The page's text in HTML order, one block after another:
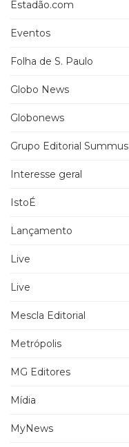
Estadão.com
Eventos
Folha de S. Paulo
Globo News
Globonews
Grupo Editorial Summus
Interesse geral
IstoÉ
Lançamento
Live
Live
Mescla Editorial
Metrópolis
MG Editores
Mídia
MyNews